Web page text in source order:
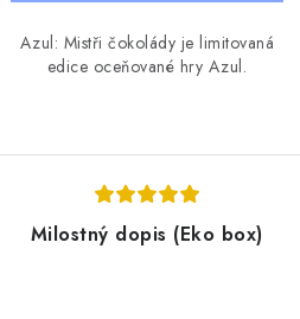
Azul: Mistři čokolády je limitovaná
edice oceňované hry Azul.
Milostný dopis (Eko box)